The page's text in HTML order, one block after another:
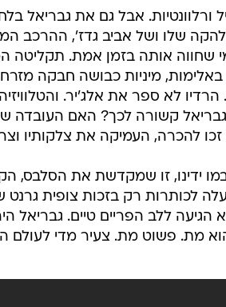
שלו ושל אביב גדז', ההרכב
שחווה אותה בזמן אמת. תקליטה
מיניות כבושה חבקה
הרדיו לא ספר את אלג'יר.
קשורה לכך? האם העובדה
זכו להכרה, העמיקה את צלקותיו
ידינו, זו שמקדשת את הסלבס,
לכותרות רק בזכות צופית
ללב הפריים טיים. גבריאל
מת. פשוט מת. צעיר מדי לעולם